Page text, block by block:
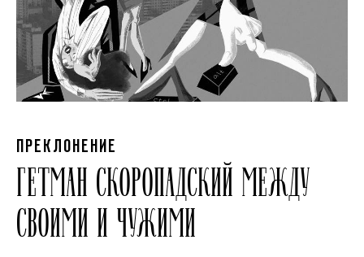
ПРЕКЛОНЕНИЕ
ГЕТМАН СКОРОПАДСКИЙ МЕЖДУ
СВОИМИ И ЧУЖИМИ